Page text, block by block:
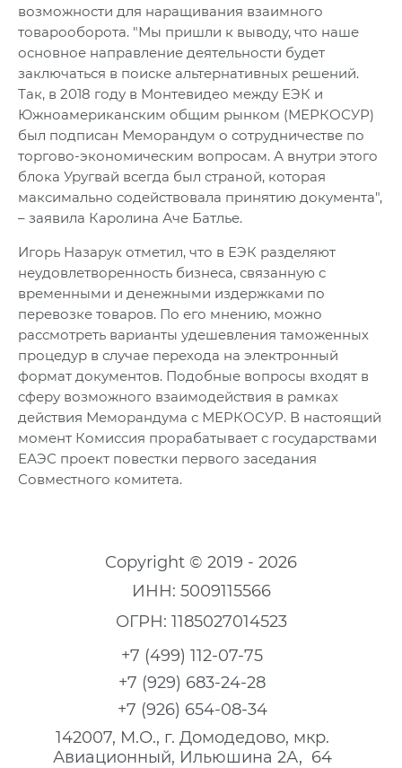
возможности для наращивания взаимного
товарооборота. "Мы пришли к выводу, что наше
основное направление деятельности будет
заключаться в поиске альтернативных решений.
Так, в 2018 году в Монтевидео между ЕЭК и
Южноамериканским общим рынком (МЕРКОСУР)
был подписан Меморандум о сотрудничестве по
торгово-экономическим вопросам. А внутри этого
блока Уругвай всегда был страной, которая
максимально содействовала принятию документа",
– заявила Каролина Аче Батлье.
Игорь Назарук отметил, что в ЕЭК разделяют
неудовлетворенность бизнеса, связанную с
временными и денежными издержками по
перевозке товаров. По его мнению, можно
рассмотреть варианты удешевления таможенных
процедур в случае перехода на электронный
формат документов. Подобные вопросы входят в
сферу возможного взаимодействия в рамках
действия Меморандума с МЕРКОСУР. В настоящий
момент Комиссия прорабатывает с государствами
ЕАЭС проект повестки первого заседания
Совместного комитета.
Copyright © 2019 - 2026
ИНН: 5009115566
ОГРН: 1185027014523
+7 (499) 112-07-75
+7 (929) 683-24-28
+7 (926) 654-08-34
142007, М.О., г. Домодедово, мкр.
Авиационный, Ильюшина 2А, 64